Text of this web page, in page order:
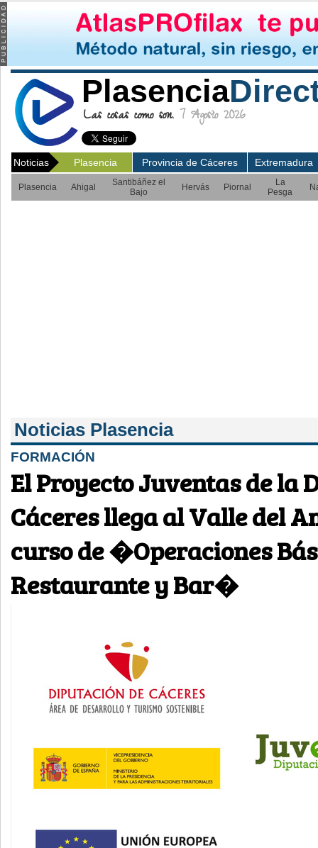
Plasencia
Las cosas como son. 7 Agosto 2026
Noticias Plasencia Provincia de Cáceres Extremadura
Plasencia Ahigal
Santibáñez el
Bajo
Hervás Piornal
La
Pesga
Noticias Plasencia
FORMACIÓN
El Proyecto Juventas de la
Cáceres llega al Valle del
curso de �Operaciones
Restaurante y Bar�